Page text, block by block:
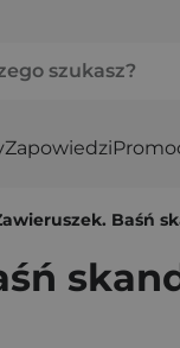
Zapowiedzi
Baśń